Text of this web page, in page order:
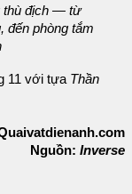
thù địch — từ
đến phòng tắm
11 với tựa Thần
Nguồn: Inverse